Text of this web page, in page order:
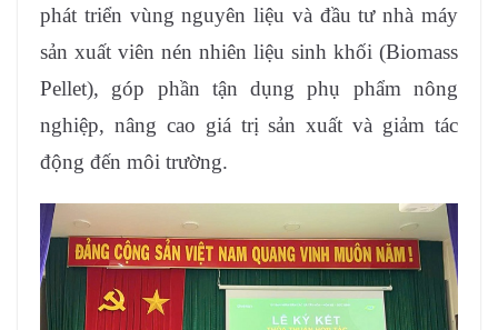
phát triển vùng nguyên liệu và đầu tư nhà máy
sản xuất viên nén nhiên liệu sinh khối (Biomass
Pellet), góp phần tận dụng phụ phẩm nông
nghiệp, nâng cao giá trị sản xuất và giảm tác
động đến môi trường.